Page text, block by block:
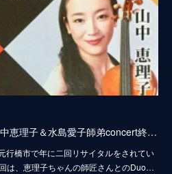
恵理子＆水島愛子師弟concert終…
行橋市で年に二回リサイタルをされてい
は、恵理子ちゃんの師匠さんとのDuo…